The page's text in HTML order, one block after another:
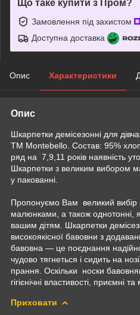
Що таке купити з Пром?
Замовлення під захистом
Доступна доставка
Опис Характеристики
Опис
Шкарпетки демісезонні для
ТМ Montebello. Состав: 95%
ряд на 7,9,11 років наявність
Шкарпетки з великим вибором
у пакованні.
Пропонуємо Вам великий вибір
малюнками, а також однотонні,
вашим дітям. Шкарпетки
високоякісної бавовни з
бавовна — це поєднання
чудово тягнеться і сидить на
прання. Оскільки носки
гігієнічні властивості, приємні
Приховати